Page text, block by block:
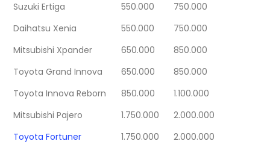
Suzuki Ertiga
550.000
750.000
Daihatsu Xenia
550.000
750.000
Mitsubishi Xpander
650.000
850.000
Toyota Grand Innova
650.000
850.000
Toyota Innova Reborn
850.000
1.100.000
Mitsubishi Pajero
1.750.000
2.000.000
Toyota Fortuner
1.750.000
2.000.000